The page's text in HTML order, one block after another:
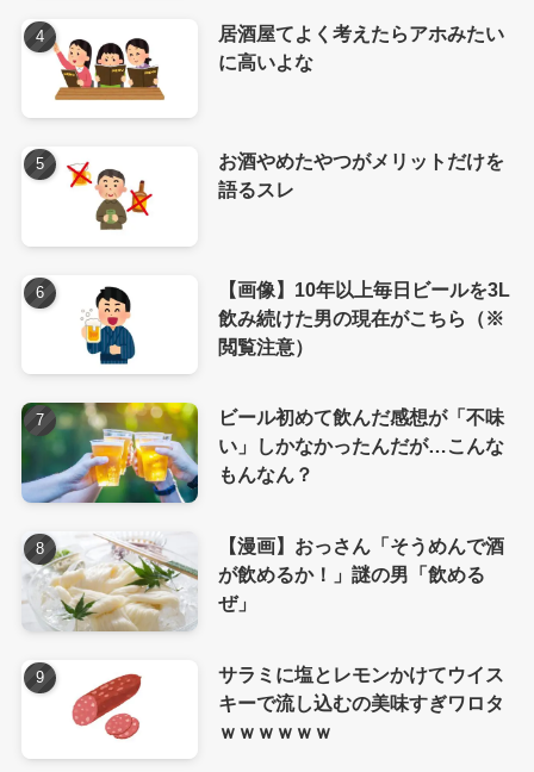
居酒屋てよく考えたらアホみたい
に高いよな
お酒やめたやつがメリットだけを
語るスレ
【画像】10年以上毎日ビールを3L
飲み続けた男の現在がこちら（※
閲覧注意）
ビール初めて飲んだ感想が「不味
い」しかなかったんだが…こんな
もんなん？
【漫画】おっさん「そうめんで酒
が飲めるか！」謎の男「飲める
ぜ」
サラミに塩とレモンかけてウイス
キーで流し込むの美味すぎワロタ
ｗｗｗｗｗｗ